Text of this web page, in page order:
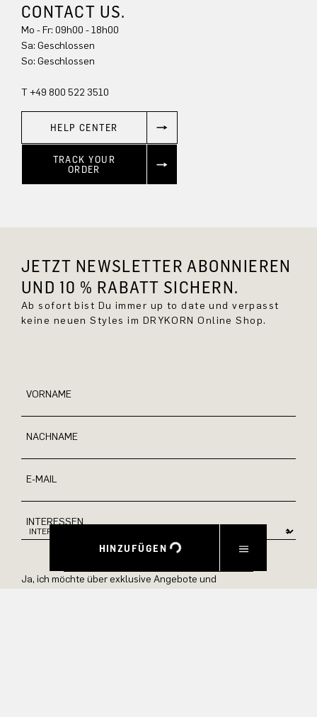
HINZUFÜGEN
CONTACT US.
Mo - Fr: 09h00 - 18h00
Sa: Geschlossen
So: Geschlossen
T +49 800 522 3510
HELP CENTER
TRACK YOUR
ORDER
JETZT NEWSLETTER ABONNIEREN
UND 10 % RABATT SICHERN.
Ab sofort bist Du immer up to date und verpasst
keine neuen Styles im DRYKORN Online Shop.
VORNAME
NACHNAME
E-MAIL
INTERESSEN
Ja, ich möchte über exklusive Angebote und